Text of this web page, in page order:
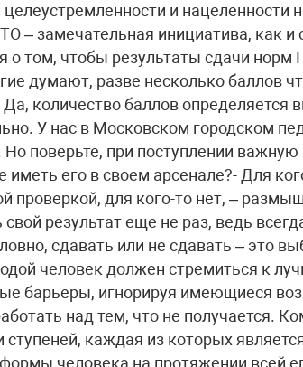
и нацеленности
– замечательная инициатива, как
о том, чтобы результаты сдачи норм
думают, разве несколько баллов
Да, количество баллов
У нас в Московском городском
Но поверьте, при поступлении
иметь его в своем арсенале?- Для
проверкой, для кого-то нет, –
свой результат еще не раз, ведь
сдавать или не сдавать – это
человек должен стремиться к
барьеры, игнорируя имеющиеся
над тем, что не получается.
ступеней, каждая из которых
человека на протяжении всей